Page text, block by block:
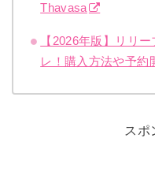
Thavasa
【2026年版】リリ
レ！購入方法や予約
スポ